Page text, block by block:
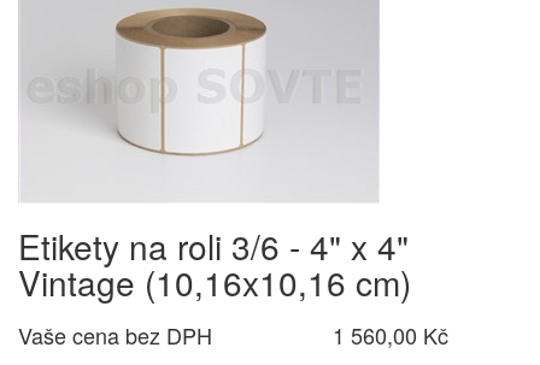
Etikety na roli 3/6 - 4" x 4"
Vintage (10,16x10,16 cm)
Vaše cena bez DPH
1 560,00 Kč